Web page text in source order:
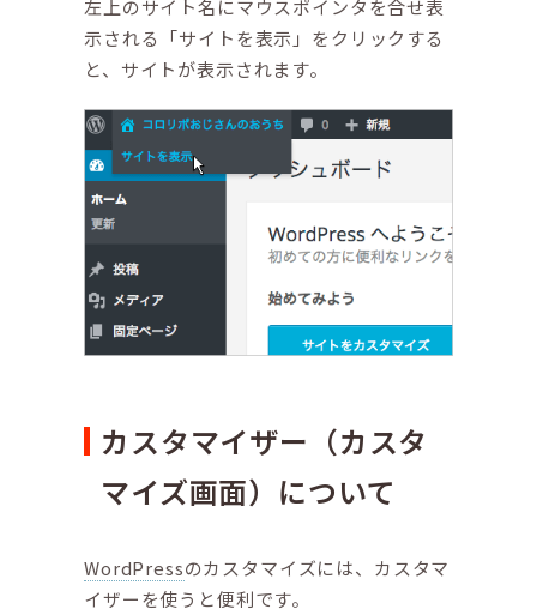
左上のサイト名にマウスポインタを合せ表
示される「サイトを表示」をクリックする
と、サイトが表示されます。
カスタマイザー（カスタ
マイズ画面）について
WordPressのカスタマイズには、カスタマ
イザーを使うと便利です。